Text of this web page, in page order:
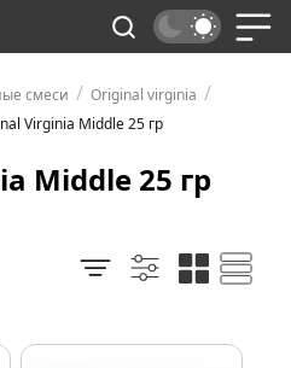
смеси / Original virginia /
Virginia Middle 25 гр
Middle 25 гр